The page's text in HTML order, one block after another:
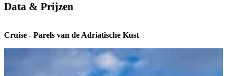
Data & Prijzen
Cruise - Parels van de Adriatische Kust